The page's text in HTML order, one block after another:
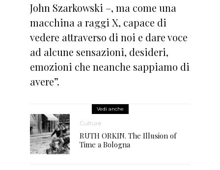
John Szarkowski –, ma come una
macchina a raggi X, capace di
vedere attraverso di noi e dare voce
ad alcune sensazioni, desideri,
emozioni che neanche sappiamo di
avere”.
Vedi anche
Culture
RUTH ORKIN. The Illusion of
Time a Bologna